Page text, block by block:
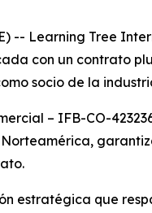
-- Learning Tree
con un contrato
socio de la
– IFB-CO-
estratégica que